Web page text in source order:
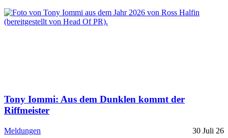
Tony Iommi: Aus dem Dunklen kommt der
Riffmeister
Meldungen 30 Juli 26